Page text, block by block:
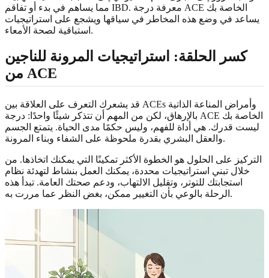
مما يساهم في بدء أو تفاقم IBD. معرفة درجة ACE الخاصة بك
يساعد في وضع هذه المخاطر في سياقها ويشجع على استراتيجيات
استباقية لصحة الأمعاء.
كسر الحلقة: استراتيجيات المرونة للناجين
من ACE
قد يشعرك التعرف على العلاقة بين ACEs وأمراض المناعة الذاتية
بالإرهاق، لكن من المهم أن تتذكر شيئًا واحدًا: درجة ACE الخاصة بك
ليست قدرك. هي أداة للفهم، وليس حكمًا مدى الحياة. يتمتع الجسم
والعقل البشري بقدرة ملحوظة على الشفاء وبناء المرونة.
التركيز على الحلول هو الخطوة الأكثر تمكينًا التي يمكنك اتخاذها. من
خلال تبني استراتيجيات محددة، يمكنك العمل بنشاط لتهدئة نظام
استجابتك للتوتر، وتقليل الالتهاب، ودعم صحتك العامة. تبدأ هذه
الرحلة بالوعي بأن التغيير ممكن، بغض النظر عما مررت به.